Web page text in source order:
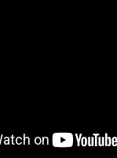
2025, l’année